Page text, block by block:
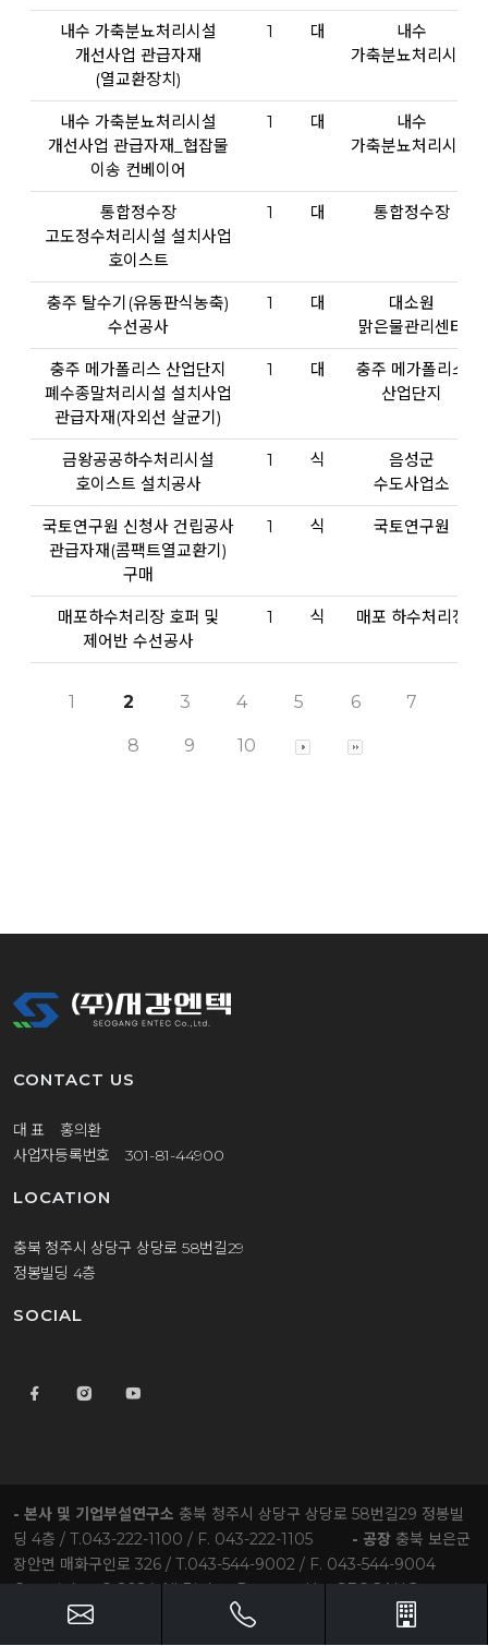
내수 가축분뇨처리시설
개선사업 관급자재
(열교환장치)
1 대
내수
가축분뇨처리시설
내수 가축분뇨처리시설
개선사업 관급자재_협잡물
이송 컨베이어
1 대
내수
가축분뇨처리시설
통합정수장
고도정수처리시설 설치사업
호이스트
1 대 통합정수장
충주 탈수기(유동판식농축)
수선공사
1 대
대소원
맑은물관리센터
충주 메가폴리스 산업단지
폐수종말처리시설 설치사업
관급자재(자외선 살균기)
1 대
충주 메가폴리스
산업단지
금왕공공하수처리시설
호이스트 설치공사
1 식
음성군
수도사업소
국토연구원 신청사 건립공사
관급자재(콤팩트열교환기)
구매
1 식 국토연구원
매포하수처리장 호퍼 및
제어반 수선공사
1 식 매포 하수처리장
1 2 3 4 5 6 7
8 9 10
CONTACT US
대 표 홍의환
사업자등록번호 301-81-44900
LOCATION
충북 청주시 상당구 상당로 58번길29
정봉빌딩 4층
SOCIAL
- 본사 및 기업부설연구소 충북 청주시 상당구 상당로 58번길29 정봉빌
딩 4층 / T.043-222-1100 / F. 043-222-1105 - 공장 충북 보은군
장안면 매화구인로 326 / T.043-544-9002 / F. 043-544-9004
Copyrights © 2024 All Rights Reserved by SEOGANG
ENTEC Co.,Ltd.